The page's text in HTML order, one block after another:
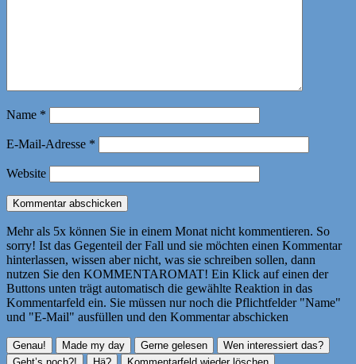
Name *
E-Mail-Adresse *
Website
Mehr als 5x können Sie in einem Monat nicht kommentieren. So
sorry! Ist das Gegenteil der Fall und sie möchten einen Kommentar
hinterlassen, wissen aber nicht, was sie schreiben sollen, dann
nutzen Sie den KOMMENTAROMAT! Ein Klick auf einen der
Buttons unten trägt automatisch die gewählte Reaktion in das
Kommentarfeld ein. Sie müssen nur noch die Pflichtfelder "Name"
und "E-Mail" ausfüllen und den Kommentar abschicken